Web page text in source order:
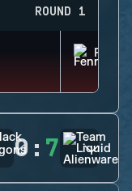
ROUND 1
0 : 7